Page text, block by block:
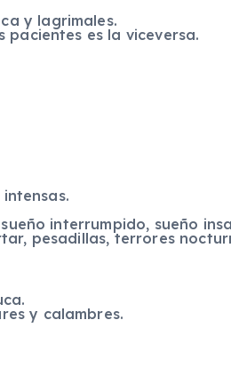
y lagrimales.
pacientes es la viceversa.
interrumpido, sueño
pesadillas, terrores
y calambres.